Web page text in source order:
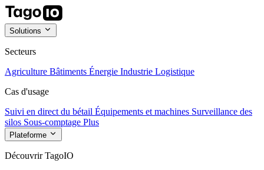
Solutions
Secteurs
Agriculture Bâtiments Énergie Industrie Logistique
Cas d'usage
Suivi en direct du bétail Équipements et machines Surveillance des
silos Sous-comptage Plus
Plateforme
Découvrir TagoIO